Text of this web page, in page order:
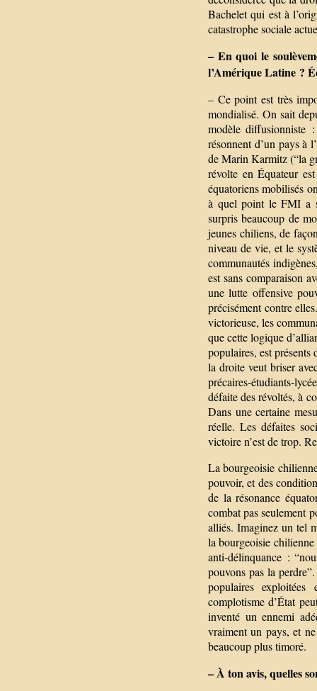
Bachelet qui est à
catastrophe sociale
– En quoi le
l’Amérique Latine ?
– Ce point est très
mondialisé. On sait
modèle diffusionniste
résonnent d’un pays à
de Marin Karmitz (“la
révolte en Équateur
équatoriens mobilisés
à quel point le FMI a
surpris beaucoup de
jeunes chiliens, de
niveau de vie, et le
communautés
est sans comparaison
une lutte offensive
précisément contre
victorieuse, les
que cette logique
populaires, est présents
la droite veut briser
précaires-étudiants-
défaite des révoltés, à
Dans une certaine
réelle. Les défaites
victoire n’est de trop.
La bourgeoisie
pouvoir, et des
de la résonance
combat pas seulement
alliés. Imaginez un tel
la bourgeoisie
anti-délinquance :
pouvons pas la
populaires
complotisme d’État
inventé un ennemi
vraiment un pays, et
beaucoup plus timoré.
– À ton avis, quelles